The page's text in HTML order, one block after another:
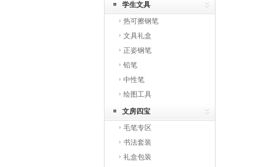
学生文具
热可擦钢笔
文具礼盒
正姿钢笔
铅笔
中性笔
绘图工具
文房四宝
毛笔专区
书法套装
礼盒包装